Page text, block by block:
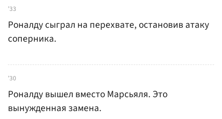
'33
Роналду сыграл на перехвате, остановив атаку
соперника.
'30
Роналду вышел вместо Марсьяля. Это
вынужденная замена.